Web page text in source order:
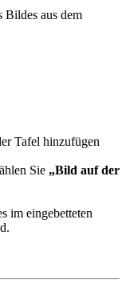
Bildes aus dem
Tafel hinzufügen
Sie „Bild auf der
im eingebetteten